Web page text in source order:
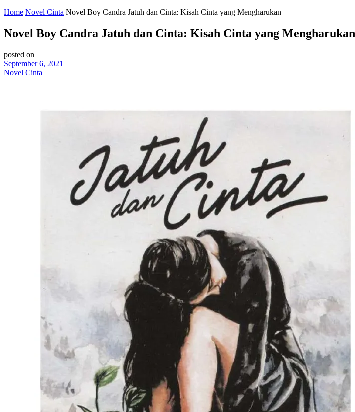
Home Novel Cinta Novel Boy Candra Jatuh dan Cinta: Kisah Cinta yang Mengharukan
Novel Boy Candra Jatuh dan Cinta: Kisah Cinta yang Mengharukan
posted on
September 6, 2021
Novel Cinta